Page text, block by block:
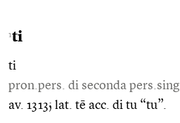
1ti
ti
pron.pers. di seconda pers.sing.
av. 1313; lat. tē acc. di tu “tu”.